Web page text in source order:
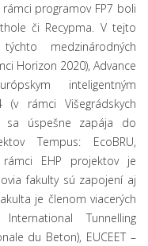
programov FP7 boli
či Recypma. V tejto
medzinárodných
Horizon 2020), Advance
inteligentným
(v rámci Višegrádskych
sa úspešne zapája do
Tempus: EcoBRU,
rámci EHP projektov je
fakulty sú zapojení aj
je členom viacerých
Tunnelling
du Beton), EUCEET –